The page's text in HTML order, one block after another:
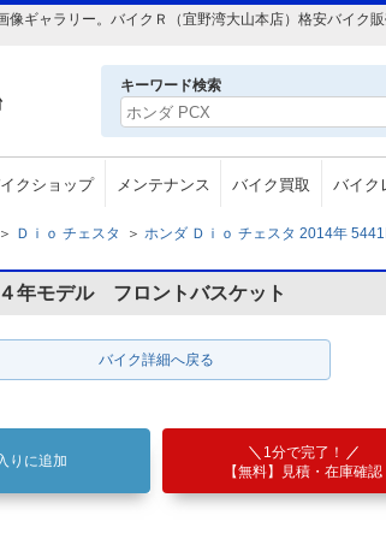
ギャラリー。バイクＲ（宜野湾大山本店）格安バイク
キーワード検索
クショップ メンテナンス バイク買取 バイク
＞ Ｄｉｏ チェスタ ＞ ホンダ Ｄｉｏ チェスタ 2014年
モデル フロントバスケット
バイク詳細へ戻る
りに追加
1分で完了！
【無料】見積・在庫確認